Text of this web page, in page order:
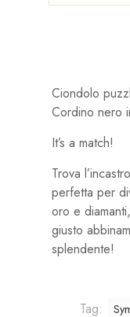
Ciondolo
Cordino nero
It’s a match!
Trova
perfetta per
oro e
giusto
splendente!
Tag: